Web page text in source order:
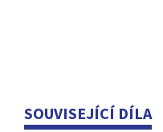
SOUVISEJÍCÍ DÍLA